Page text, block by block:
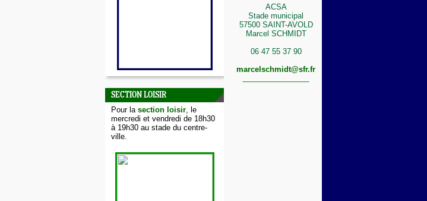
SECTION LOISIR
Pour la section loisir, le
mercredi et vendredi de 18h30
à 19h30 au stade du centre-
ville.
ACSA
Stade municipal
57500 SAINT-AVOLD
Marcel SCHMIDT
06 47 55 37 90
marcelschmidt@sfr.fr